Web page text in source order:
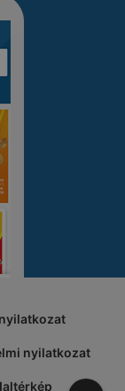
nyilatkozat